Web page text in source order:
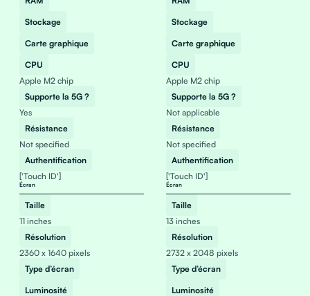
Stockage
Carte graphique
CPU
Apple M2 chip
Supporte la 5G ?
Yes
Résistance
Not specified
Authentification
['Touch ID']
Écran
Taille
11 inches
Résolution
2360 x 1640 pixels
Type d’écran
Luminosité
Stockage
Carte graphique
CPU
Apple M2 chip
Supporte la 5G ?
Not applicable
Résistance
Not specified
Authentification
['Touch ID']
Écran
Taille
13 inches
Résolution
2732 x 2048 pixels
Type d’écran
Luminosité